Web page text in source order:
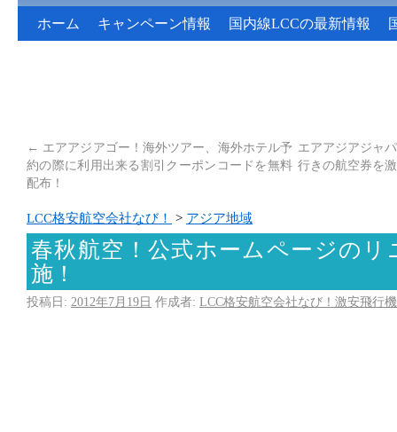
ホーム キャンペーン情報 国内線LCCの最新情報
← エアアジアゴー！海外ツアー、海外ホテル予
約の際に利用出来る割引クーポンコードを無料
配布！
エアアジアジャ
行きの航空券を
LCC格安航空会社なび！ > アジア地域
春秋航空！公式ホームページのリ
施！
投稿日: 2012年7月19日 作成者: LCC格安航空会社なび！激安飛行